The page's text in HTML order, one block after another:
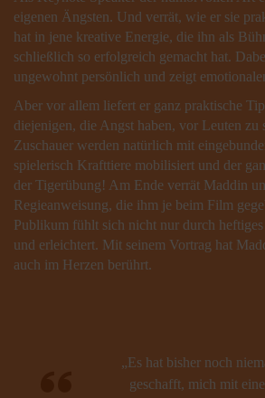
eigenen Ängsten. Und verrät, wie er sie
hat in jene kreative Energie, die ihn als
schließlich so erfolgreich gemacht hat.
ungewohnt persönlich und zeigt
Aber vor allem liefert er ganz praktische
diejenigen, die Angst haben, vor Leuten zu
Zuschauer werden natürlich mit
spielerisch Krafttiere mobilisiert und der
der Tigerübung! Am Ende verrät Maddin
Regieanweisung, die ihm je beim Film
Publikum fühlt sich nicht nur durch
und erleichtert. Mit seinem Vortrag hat
auch im Herzen berührt.
„Es hat bisher noch
geschafft, mich mit